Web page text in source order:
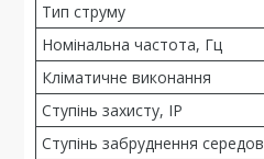
Тип струму
Номінальна частота, Гц
Кліматичне виконання
Ступінь захисту, IP
Ступінь забруднення